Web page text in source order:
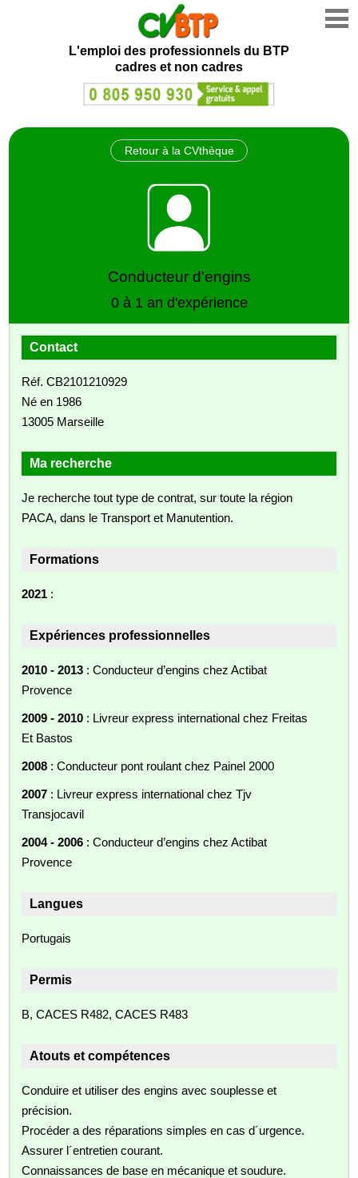
L'emploi des professionnels du BTP
cadres et non cadres
Retour à la CVthèque
Conducteur d'engins
0 à 1 an d'expérience
Contact
Réf. CB2101210929
Né en 1986
13005 Marseille
Ma recherche
Je recherche tout type de contrat, sur toute la région
PACA, dans le Transport et Manutention.
Formations
2021 :
Expériences professionnelles
2010 - 2013 : Conducteur d’engins chez Actibat
Provence
2009 - 2010 : Livreur express international chez Freitas
Et Bastos
2008 : Conducteur pont roulant chez Painel 2000
2007 : Livreur express international chez Tjv
Transjocavil
2004 - 2006 : Conducteur d’engins chez Actibat
Provence
Langues
Portugais
Permis
B, CACES R482, CACES R483
Atouts et compétences
Conduire et utiliser des engins avec souplesse et
précision.
Procéder a des réparations simples en cas d´urgence.
Assurer l´entretien courant.
Connaissances de base en mécanique et soudure.